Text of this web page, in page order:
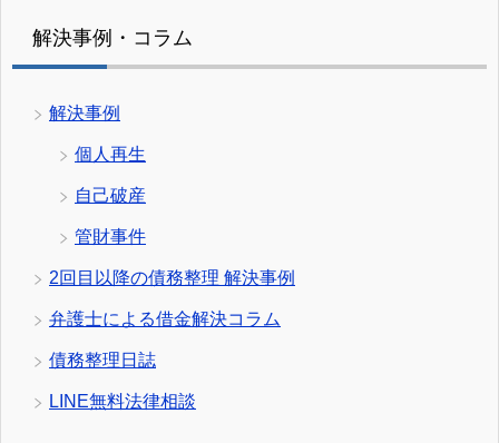
解決事例・コラム
解決事例
個人再生
自己破産
管財事件
2回目以降の債務整理 解決事例
弁護士による借金解決コラム
債務整理日誌
LINE無料法律相談